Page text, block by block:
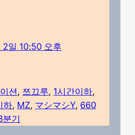
일 10:50 오후
션, 쯔끄루, 1시간이하
하, MZ, マシマシY, 660
기